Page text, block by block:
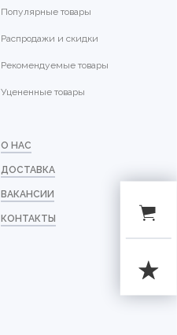
Популярные товары
Распродажи и скидки
Рекомендуемые товары
Уцененные товары
О НАС
ДОСТАВКА
ВАКАНСИИ
КОНТАКТЫ